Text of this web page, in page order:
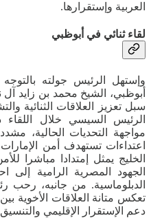
العربية وإستقرارها.
لقاء ثنائي في أبوظبي
وإستهل الرئيس جولته
أبوظبي، الشيخ محمد بن زايد آل
سبل تعزيز العلاقات الثنائية
الرئيس السيسي خلال
مواجهة التحديات الحالية،
اعتداءات تستهدف أمن
الخليج يمثل إمتدادا مباشرا
الجهود المصرية الرامية إلى
الدبلوماسية. من جانبه، رحب
تعكس متانة العلاقات الأخوية
دعم الإستقرار الإقليمي